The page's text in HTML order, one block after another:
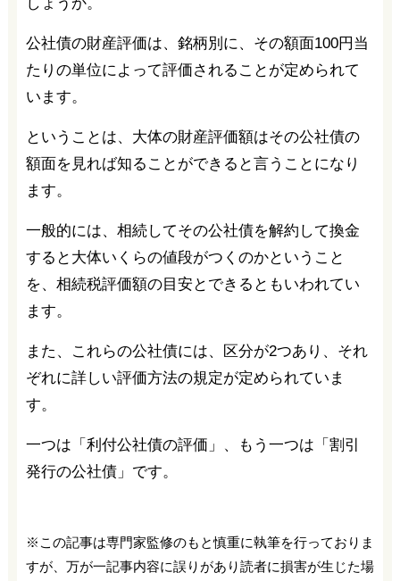
公社債の財産評価は、銘柄別に、その額面100円当
たりの単位によって評価されることが定められて
います。
ということは、大体の財産評価額はその公社債の
額面を見れば知ることができると言うことになり
ます。
一般的には、相続してその公社債を解約して換金
すると大体いくらの値段がつくのかということ
を、相続税評価額の目安とできるともいわれてい
ます。
また、これらの公社債には、区分が2つあり、それ
ぞれに詳しい評価方法の規定が定められていま
す。
一つは「利付公社債の評価」、もう一つは「割引
発行の公社債」です。
※この記事は専門家監修のもと慎重に執筆を行っておりま
すが、万が一記事内容に誤りがあり読者に損害が生じた場